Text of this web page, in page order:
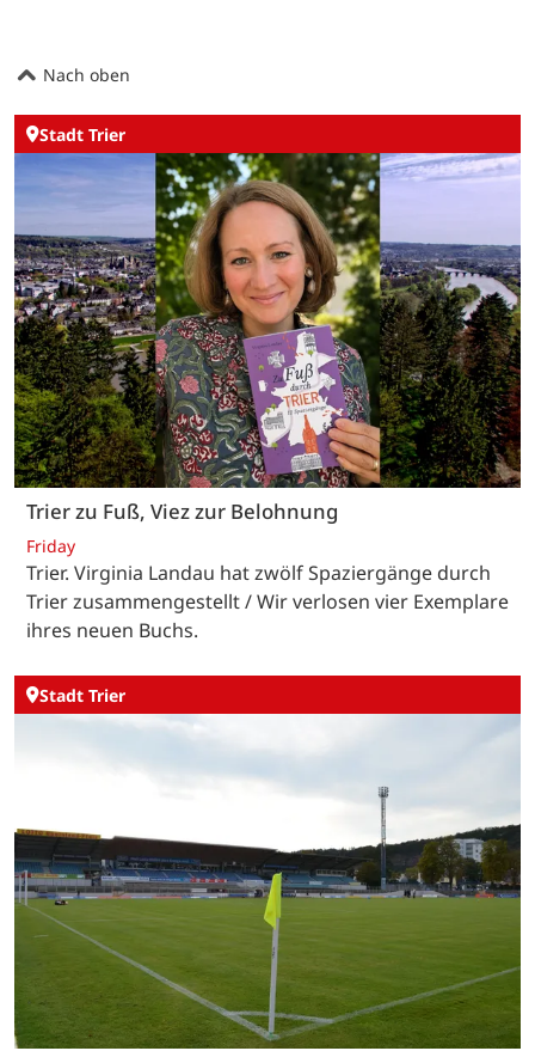
Nach oben
Stadt Trier
Trier zu Fuß, Viez zur Belohnung
Friday
Trier. Virginia Landau hat zwölf Spaziergänge durch
Trier zusammengestellt / Wir verlosen vier Exemplare
ihres neuen Buchs.
Stadt Trier